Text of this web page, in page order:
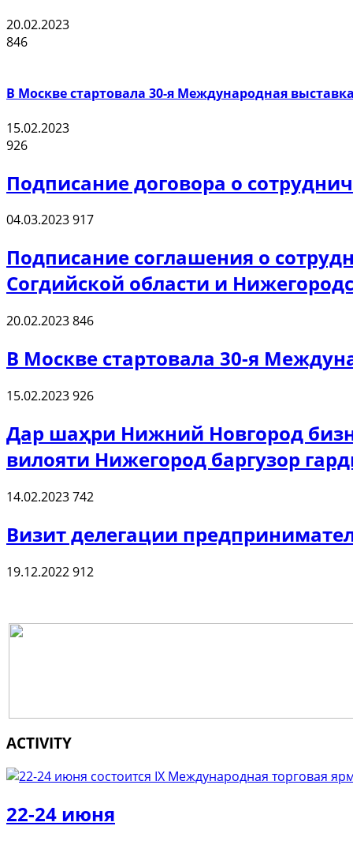
20.02.2023
846
В Москве стартовала 30-я Международная
15.02.2023
926
Подписание договора о
04.03.2023917
Подписание соглашения о
Согдийской области и
20.02.2023846
В Москве стартовала 30-я
15.02.2023926
Дар шаҳри Нижний Новгород
вилояти Нижегород баргузор
14.02.2023742
Визит делегации
19.12.2022912
ACTIVITY
22-24 июня